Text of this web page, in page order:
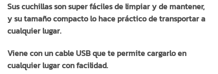
Sus cuchillas son super fáciles de limpiar y de mantener,
y su tamaño compacto lo hace práctico de transportar a
cualquier lugar.
Viene con un cable USB que te permite cargarlo en
cualquier lugar con facilidad.